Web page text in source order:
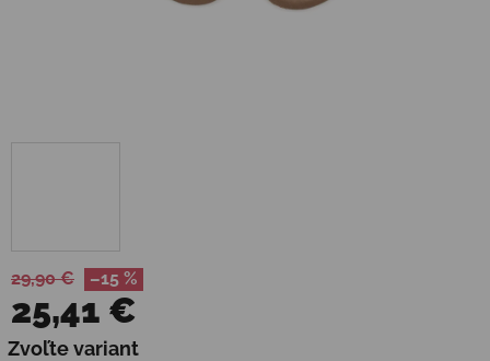
29,90 € –15 %
25,41 €
Jednotková cena:
Zvoľte variant